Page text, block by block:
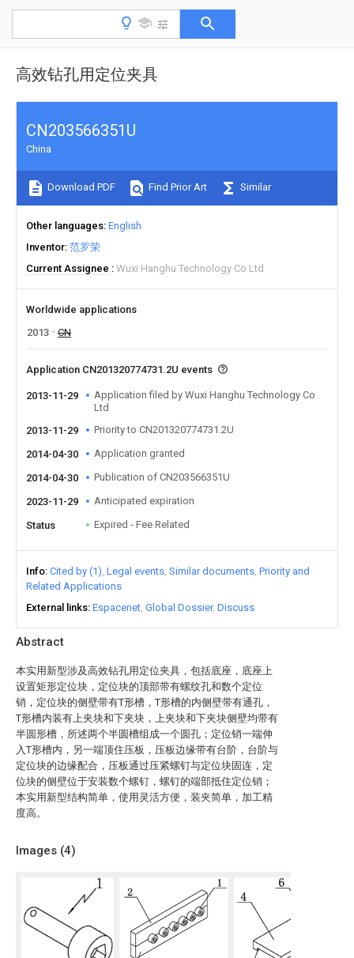
高效钻孔用定位夹具
Abstract
本实用新型涉及高效钻孔用定位夹具，包括底座，底座上
设置矩形定位块，定位块的顶部带有螺纹孔和数个定位
销，定位块的侧壁带有T形槽，T形槽的内侧壁带有通孔，
T形槽内装有上夹块和下夹块，上夹块和下夹块侧壁均带有
半圆形槽，所述两个半圆槽组成一个圆孔；定位销一端伸
入T形槽内，另一端顶住压板，压板边缘带有台阶，台阶与
定位块的边缘配合，压板通过压紧螺钉与定位块固连，定
位块的侧壁位于安装数个螺钉，螺钉的端部抵住定位销；
本实用新型结构简单，使用灵活方便，装夹简单，加工精
度高。
Images (4)
CN203566351U
China
Download PDF Find Prior Art Similar
Other languages English
Inventor 范罗荣
Current Assignee
Wuxi Hanghu Technology Co Ltd
Worldwide applications
2013
CN
Application CN201320774731.2U events
2013-11-29
Application filed by Wuxi Hanghu Technology Co
Ltd
2013-11-29
Priority to CN201320774731.2U
2014-04-30 Application granted
2014-04-30 Publication of CN203566351U
2023-11-29 Anticipated expiration
Status Expired - Fee Related
Info Cited by (1) Legal events Similar documents Priority and
Related Applications
External links Espacenet Global Dossier Discuss